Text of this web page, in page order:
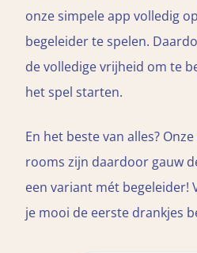
onze simpele app volledig
begeleider te spelen.
de volledige vrijheid om te
het spel starten.
En het beste van alles?
rooms zijn daardoor gauw
een variant mét begeleider!
je mooi de eerste drankjes